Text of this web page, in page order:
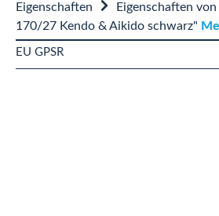
Eigenschaften
Eigenschaften
170/27 Kendo & Aikido schwarz"
EU GPSR